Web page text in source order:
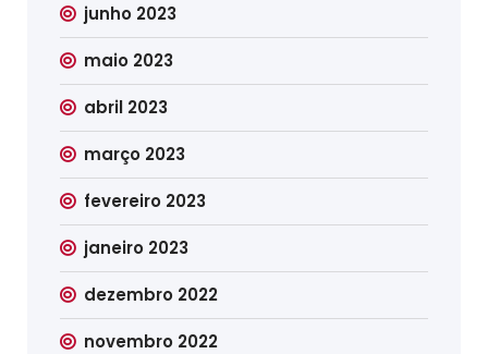
junho 2023
maio 2023
abril 2023
março 2023
fevereiro 2023
janeiro 2023
dezembro 2022
novembro 2022